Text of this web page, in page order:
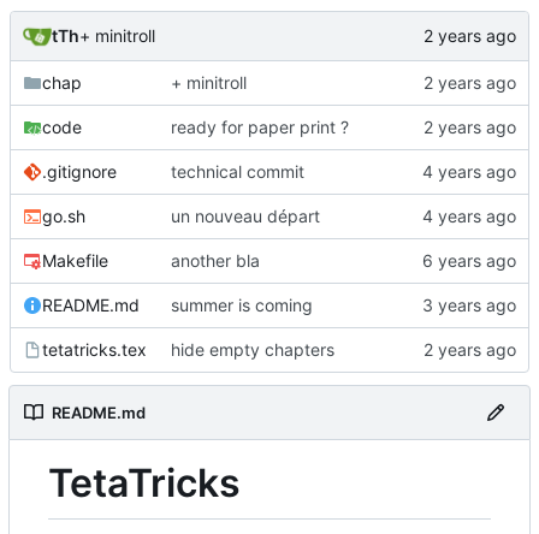
tTh+ minitroll
chap + minitroll
code ready for paper print ?
.gitignore technical commit
go.sh un nouveau départ
Makefile another bla
README.md summer is coming
tetatricks.tex hide empty chapters
README.md
TetaTricks